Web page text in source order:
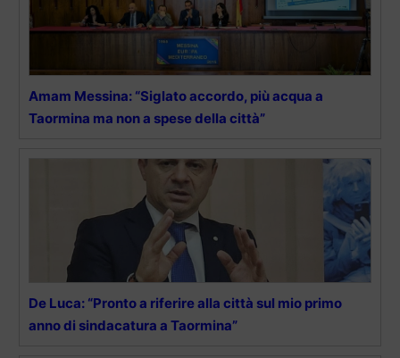
Amam Messina: “Siglato accordo, più acqua a
Taormina ma non a spese della città”
De Luca: “Pronto a riferire alla città sul mio primo
anno di sindacatura a Taormina”